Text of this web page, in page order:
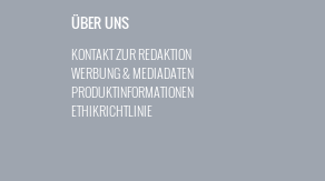
ÜBER UNS
KONTAKT ZUR REDAKTION
WERBUNG & MEDIADATEN
PRODUKTINFORMATIONEN
ETHIKRICHTLINIE